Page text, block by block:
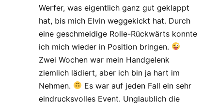
Werfer, was eigentlich ganz gut geklappt
hat, bis mich Elvin weggekickt hat. Durch
eine geschmeidige Rolle-Rückwärts konnte
ich mich wieder in Position bringen.
Zwei Wochen war mein Handgelenk
ziemlich lädiert, aber ich bin ja hart im
Nehmen.
Es war auf jeden Fall ein sehr
eindrucksvolles Event. Unglaublich die